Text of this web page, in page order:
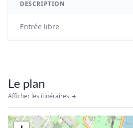
DESCRIPTION
Entrée libre
Le plan
Afficher les itinéraires